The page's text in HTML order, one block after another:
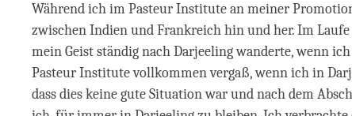
Während ich im Pasteur Institute an meiner
zwischen Indien und Frankreich hin und her. Im
mein Geist ständig nach Darjeeling wanderte, wenn
Pasteur Institute vollkommen vergaß, wenn ich in
dass dies keine gute Situation war und nach dem